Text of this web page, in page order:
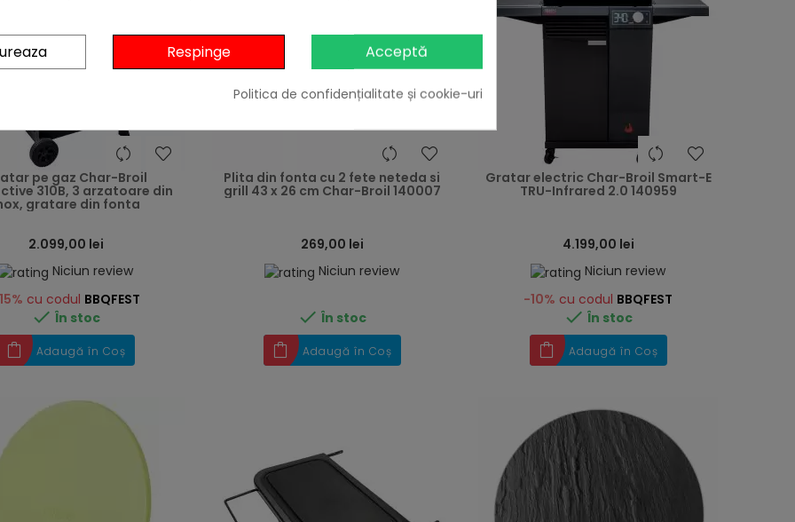
heart
pe gaz Char-Broil
310B, 3 arzatoare din
gratare din fonta
2.099,00 lei
Niciun review
cu codul BBQFEST
 În stoc
Adaugă în Coș
heart
Plita din fonta cu 2 fete neteda si
grill 43 x 26 cm Char-Broil 140007
269,00 lei
Niciun review
 În stoc
Adaugă în Coș
heart
Gratar electric Char-Broil Smart-E
TRU-Infrared 2.0 140959
4.199,00 lei
Niciun review
-10% cu codul BBQFEST
 În stoc
Adaugă în Coș
Respinge Acceptă
Politica de confidențialitate și cookie-uri